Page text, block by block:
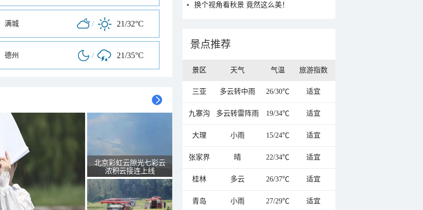
满城 / 21/32°C
德州 / 21/35°C
北京彩虹云隙光七彩云
浓积云接连上线
换个视角看秋景 竟然这么美！
景点推荐
景区 天气 气温 旅游指数
三亚 多云转中雨 26/30℃ 适宜
九寨沟 多云转雷阵雨 19/34℃ 适宜
大理 小雨 15/24℃ 适宜
张家界 晴 22/34℃ 适宜
桂林 多云 26/37℃ 适宜
青岛 小雨 27/29℃ 适宜